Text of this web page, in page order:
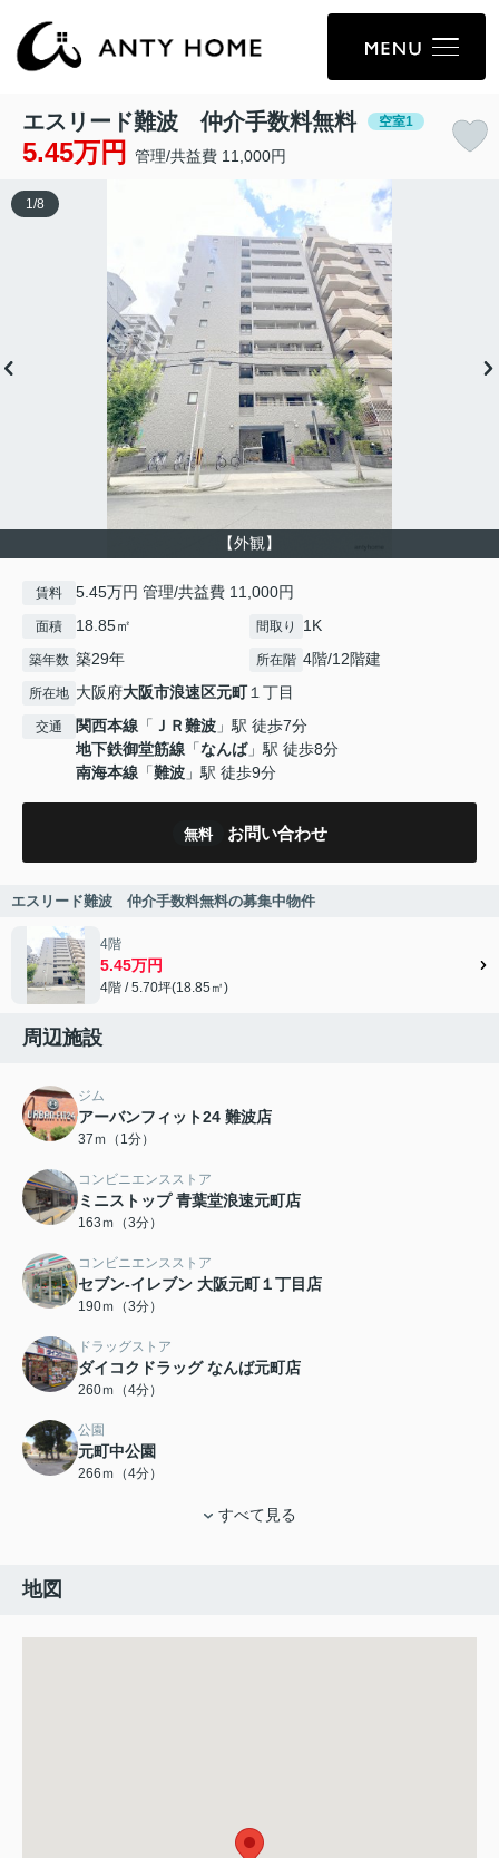
エスリード難波 仲介手数料無料 空室1
5.45万円 管理/共益費 11,000円
【外観】
1 /8
賃料 5.45万円 管理/共益費 11,000円
面積 18.85㎡ 間取り 1K
築年数 築29年 所在階 4階/12階建
所在地 大阪府大阪市浪速区元町１丁目
交通 関西本線 「 ＪＲ難波 」駅 徒歩7分
地下鉄御堂筋線 「なんば」駅 徒歩8分
南海本線 「難波 」駅 徒歩9分
無料 お問い合わせ
エスリード難波 仲介手数料無料の募集中物件
4階
5.45万円
4階 / 5.70坪(18.85㎡)
周辺施設
ジム
アーバンフィット24 難波店
37ｍ（1分）
コンビニエンスストア
ミニストップ 青葉堂浪速元町店
163ｍ（3分）
コンビニエンスストア
セブン-イレブン 大阪元町１丁目店
190ｍ（3分）
ドラッグストア
ダイコクドラッグ なんば元町店
260ｍ（4分）
公園
元町中公園
266ｍ（4分）
すべて見る
地図